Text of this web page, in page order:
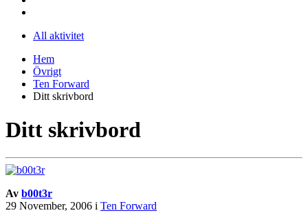
All aktivitet
Hem
Övrigt
Ten Forward
Ditt skrivbord
Ditt skrivbord
Av b00t3r
29 November, 2006 i Ten Forward